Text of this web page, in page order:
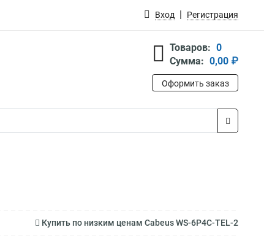
Вход Регистрация
Товаров: 0
Сумма: 0,00 ₽
Оформить заказ
Купить по низким ценам Cabeus WS-6P4C-TEL-2